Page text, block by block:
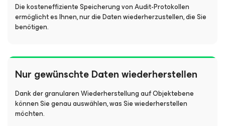
Die kosteneffiziente Speicherung von Audit-Protokollen
ermöglicht es Ihnen, nur die Daten wiederherzustellen, die Sie
benötigen.
Nur gewünschte Daten wiederherstellen
Dank der granularen Wiederherstellung auf Objektebene
können Sie genau auswählen, was Sie wiederherstellen
möchten.